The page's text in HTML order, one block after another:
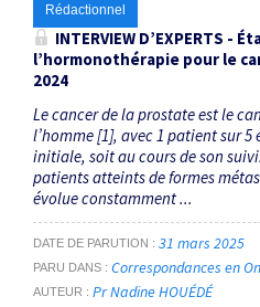
Rédactionnel
INTERVIEW D’EXPERTS -
l’hormonothérapie pour le
2024
Le cancer de la prostate est le
l’homme [1], avec 1 patient sur
initiale, soit au cours de son
patients atteints de formes
évolue constamment ...
DATE DE PARUTION 31 mars 2025
PARU DANS Correspondances en
AUTEUR Pr Nadine HOUÉDÉ